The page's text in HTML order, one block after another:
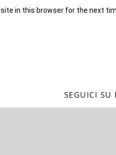
in this browser for the next
SEGUICI SU